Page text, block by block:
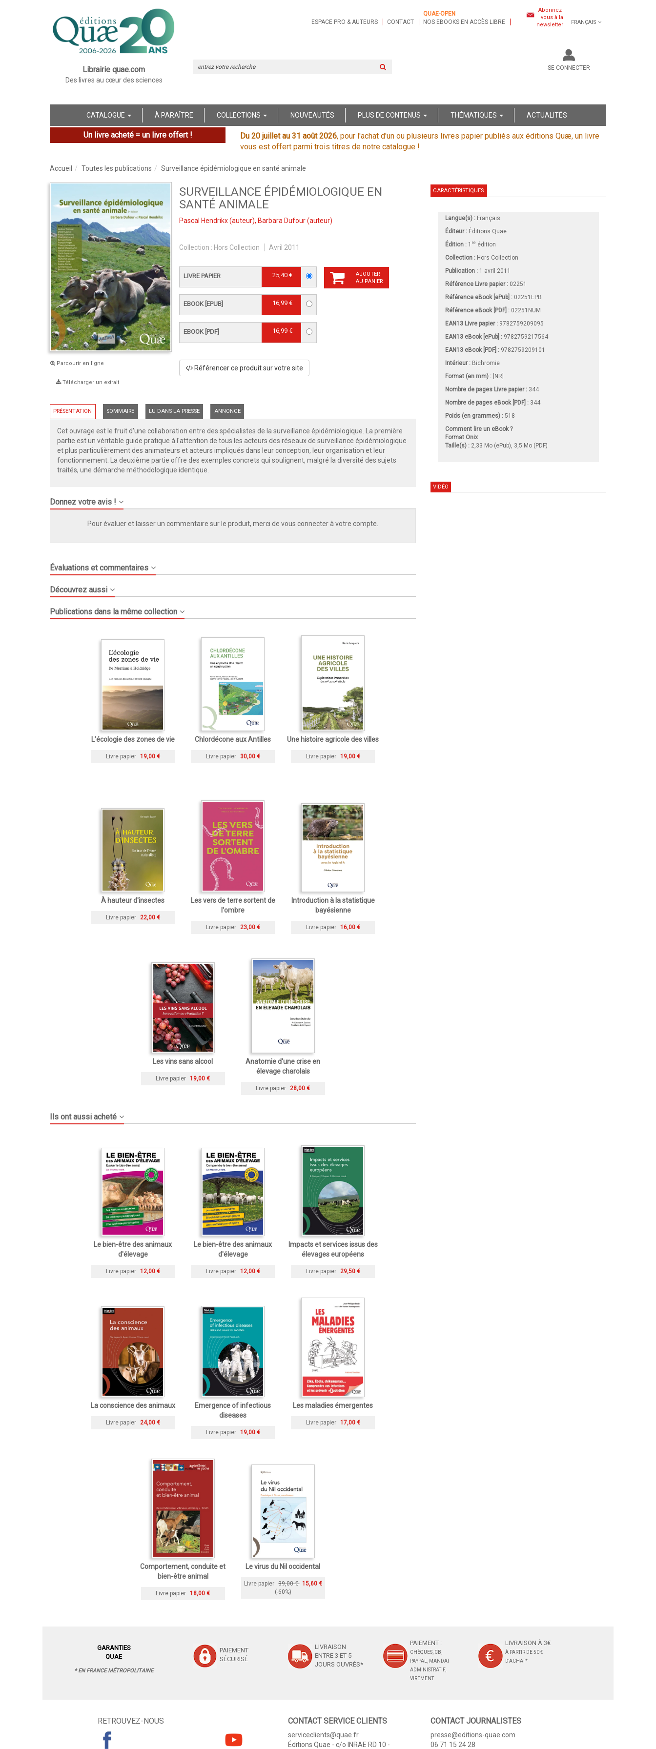
Librairie quae.com
Des livres au cœur des sciences
ESPACE PRO & AUTEURS CONTACT
QUAE-OPEN
NOS EBOOKS EN ACCÈS LIBRE
Abonnez-
vous à la
newsletter
FRANÇAIS
SE CONNECTER
CATALOGUE À PARAÎTRE COLLECTIONS NOUVEAUTÉS PLUS DE CONTENUS THÉMATIQUES ACTUALITÉS
Un livre acheté = un livre offert ! Du 20 juillet au 31 août 2026, pour l'achat d'un ou plusieurs livres papier publiés aux éditions Quæ, un livre
vous est offert parmi trois titres de notre catalogue !
Accueil Toutes les publications Surveillance épidémiologique en santé animale
Parcourir en ligne
Télécharger un extrait
SURVEILLANCE ÉPIDÉMIOLOGIQUE EN
SANTÉ ANIMALE
Pascal Hendrikx(auteur), Barbara Dufour(auteur)
Collection : Hors Collection Avril 2011
LIVRE PAPIER 25,40 €
EBOOK [EPUB] 16,99 €
EBOOK [PDF] 16,99 €
AJOUTER
AU PANIER
Référencer ce produit sur votre site
PRÉSENTATION SOMMAIRE LU DANS LA PRESSE ANNONCE
Cet ouvrage est le fruit d'une collaboration entre des spécialistes de la surveillance épidémiologique. La première
partie est un véritable guide pratique à l'attention de tous les acteurs des réseaux de surveillance épidémiologique
et plus particulièrement des animateurs et acteurs impliqués dans leur conception, leur organisation et leur
fonctionnement. La deuxième partie offre des exemples concrets qui soulignent, malgré la diversité des sujets
traités, une démarche méthodologique identique.
Donnez votre avis !
Pour évaluer et laisser un commentaire sur le produit, merci de vous connecter à votre compte.
Évaluations et commentaires
Découvrez aussi
Publications dans la même collection
L’écologie des zones de vie
Livre papier 19,00 €
Chlordécone aux Antilles
Livre papier 30,00 €
Une histoire agricole des villes
Livre papier 19,00 €
À hauteur d'insectes
Livre papier 22,00 €
Les vers de terre sortent de
l'ombre
Livre papier 23,00 €
Introduction à la statistique
bayésienne
Livre papier 16,00 €
Les vins sans alcool
Livre papier 19,00 €
Anatomie d'une crise en
élevage charolais
Livre papier 28,00 €
Ils ont aussi acheté
Le bien-être des animaux
d'élevage
Livre papier 12,00 €
Le bien-être des animaux
d'élevage
Livre papier 12,00 €
Impacts et services issus des
élevages européens
Livre papier 29,50 €
La conscience des animaux
Livre papier 24,00 €
Emergence of infectious
diseases
Livre papier 19,00 €
Les maladies émergentes
Livre papier 17,00 €
Comportement, conduite et
bien-être animal
Livre papier 18,00 €
Le virus du Nil occidental
Livre papier 39,00 € 15,60 €
(-60%)
CARACTÉRISTIQUES
Langue(s) : Français
Éditeur : Éditions Quae
Édition : 1 re édition
Collection : Hors Collection
Publication : 1 avril 2011
Référence Livre papier : 02251
Référence eBook [ePub] : 02251EPB
Référence eBook [PDF] : 02251NUM
EAN13 Livre papier : 9782759209095
EAN13 eBook [ePub] : 9782759217564
EAN13 eBook [PDF] : 9782759209101
Intérieur : Bichromie
Format (en mm) : [NR]
Nombre de pages Livre papier: 344
Nombre de pages eBook [PDF] : 344
Poids (en grammes) : 518
Comment lire un eBook ?
Format Onix
Taille(s) : 2,33 Mo (ePub), 3,5 Mo (PDF)
VIDÉO
GARANTIES
QUAE
* EN FRANCE MÉTROPOLITAINE
PAIEMENT
SÉCURISÉ
LIVRAISON
ENTRE 3 ET 5
JOURS OUVRÉS*
PAIEMENT :
CHÈQUES, CB,
PAYPAL, MANDAT
ADMINISTRATIF,
VIREMENT
LIVRAISON À 3€
À PARTIR DE 50 €
D'ACHAT*
RETROUVEZ-NOUS CONTACT SERVICE CLIENTS
serviceclients@quae.fr
Éditions Quae - c/o INRAE RD 10 -
CONTACT JOURNALISTES
presse@editions-quae.com
06 71 15 24 28